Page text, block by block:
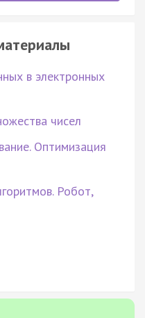
в электронных
чисел
Оптимизация
Робот,